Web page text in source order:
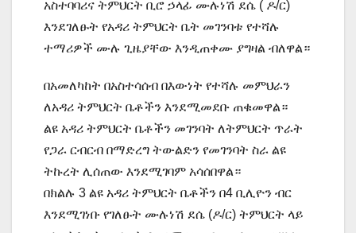
አስተባባሪና ትምህርት ቢሮ ኃላፊ ሙሉነሽ ደሴ ( ዶ/ር)
እንደገለፁት የአዳሪ ትምህርት ቤት መገንባቱ የተሻሉ
ተማሪዎች ሙሉ ጊዜያቸው እንዲጠቀሙ ያግዛል ብለዋል።
በአመለካከት በአስተሳሰብ በእውነት የተሻሉ መምህራን
ለአዳሪ ትምህርት ቤቶችን እንደሚመደቡ ጠቁመዋል።
ልዩ አዳሪ ትምህርት ቤቶችን መገንባት ለትምህርት ጥራት
የጋራ ርብርብ በማድረግ ትውልድን የመገንባት ስራ ልዩ
ትኩረት ሊሰጠው እንደሚገባም አሳሰበዋል።
በክልሉ 3 ልዩ አዳሪ ትምህርት ቤቶችን በ4 ቢሊዮን ብር
እንደሚገነቡ የገለፁት ሙሉነሽ ደሴ (ዶ/ር) ትምህርት ላይ